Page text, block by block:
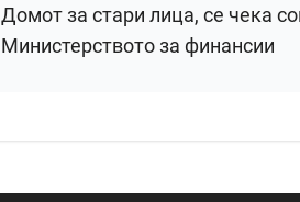
Домот за стари лица, се чека
Министерството за финансии